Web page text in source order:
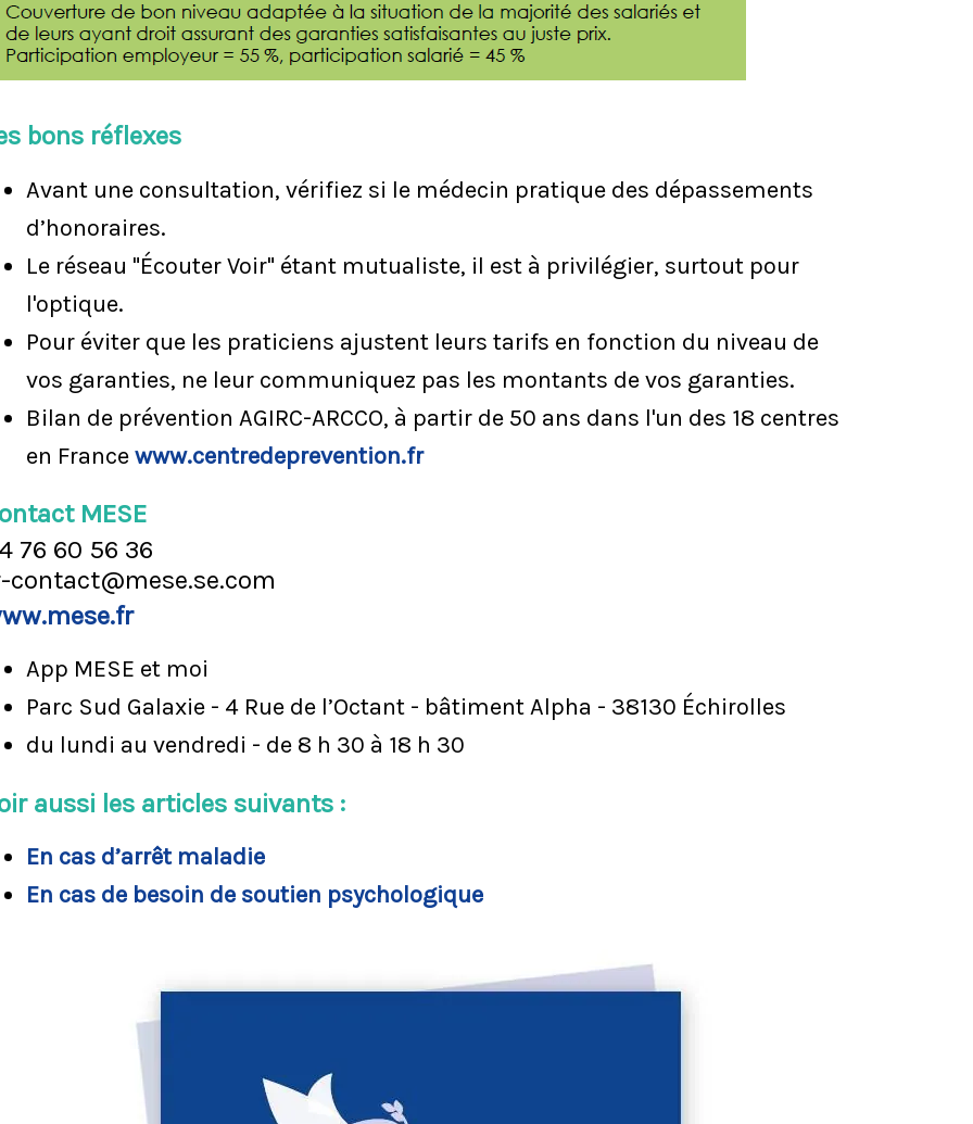
bons réflexes
Avant une consultation, vérifiez si le médecin pratique des dépassements
d’honoraires.
Le réseau "Écouter Voir" étant mutualiste, il est à privilégier, surtout pour
l'optique.
Pour éviter que les praticiens ajustent leurs tarifs en fonction du niveau de
vos garanties, ne leur communiquez pas les montants de vos garanties.
Bilan de prévention AGIRC-ARCCO, à partir de 50 ans dans l'un des 18 centres
en Francewww.centredeprevention.fr
MESE
76 60 56 36
contact@mese.se.com
App MESE et moi
Parc Sud Galaxie - 4 Rue de l’Octant - bâtiment Alpha - 38130 Échirolles
du lundi au vendredi - de 8 h 30 à 18 h 30
aussi les articles suivants :
En cas d’arrêt maladie
En cas de besoin de soutien psychologique